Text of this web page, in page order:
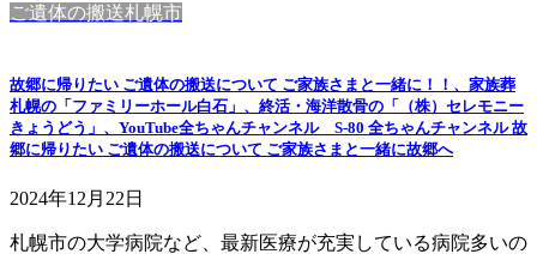
ご遺体の搬送札幌市
故郷に帰りたい ご遺体の搬送について ご家族さまと一緒に！！、家族葬
札幌の「ファミリーホール白石」、終活・海洋散骨の「（株）セレモニー
きょうどう」、YouTube全ちゃんチャンネル S-80 全ちゃんチャンネル 故
郷に帰りたい ご遺体の搬送について ご家族さまと一緒に故郷へ
2024年12月22日
札幌市の大学病院など、最新医療が充実している病院多いの